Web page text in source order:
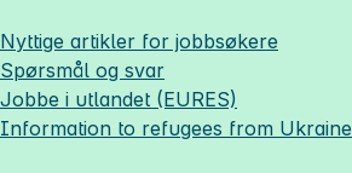
Nyttige artikler for jobbsøkere
Spørsmål og svar
Jobbe i utlandet (EURES)
Information to refugees from Ukraine